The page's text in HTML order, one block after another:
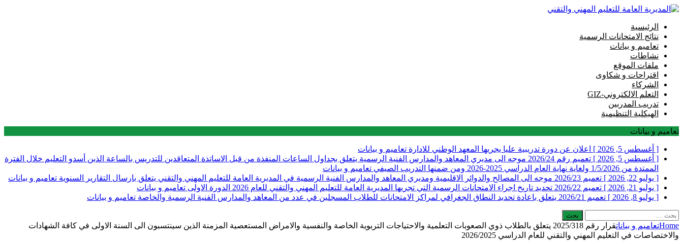
الرئيسية
نتائج الامتحانات الرسمية
تعاميم و بيانات
نشاطات
ملفات الموقع
اقتراحات و شكاوى
الشركاء
التعلم الالكتروني-GIZ
تدريب المدربين
الهيكلية التنظيمية
تعاميم و بيانات
[ أغسطس 5, 2026 ] اعلان عن دورة تدريبية عليا يجريها المعهد الوطني للادارة تعاميم و بيانات
[ أغسطس 5, 2026 ]
تعميم رقم 2026/24 موجه الى مديري المعاهد والمدارس الفنية الرسمية يتعلق بجداول الساعات المنفذة من قبل الاساتذة المتعاقدين للتدريس بالساعة الذين أسدو التعليم خلال الفترة
الممتدة من 1/5/2026 ولغاية نهاية العام الدراسي 2025-2026 ومن ضمنها التدريب الصيفي
تعاميم و بيانات
[ يوليو 22, 2026 ]
تعميم 2026/23 موجه الى المصالح والدوائر الاقليمية ومديري المعاهد والمدارس الفنية الرسمية في المديرية العامة للتعليم المهني والتقني يتعلق بارسال التقارير السنوية
تعاميم و بيانات
[ يوليو 21, 2026 ]
تعميم 2026/22 تحديد تاريخ اجراء الامتحانات الرسمية التي تجريها المديرية العامة للتعليم المهني والتقني للعام 2026 الدورة الاولى
تعاميم و بيانات
[ يوليو 8, 2026 ]
تعميم 2026/21 يتعلق باعادة تحديد النطاق الجغرافي لمراكز الامتحانات للطلاب المسجلين في عدد من المعاهد والمدارس الفنية الرسمية والخاصة
تعاميم و بيانات
البحث
عن:
Homeتعاميم و بيانات
قرار رقم 2025/318 يتعلق بالطلاب ذوي الصعوبات التعلمية والاحتياجات التربوية الخاصة والنفسية والامراض المستعصية المزمنة الذين سينتسبون الى السنة الاولى في كافة الشهادات
والاختصاصات في التعليم المهني والتقني للعام الدراسي 2026/2025